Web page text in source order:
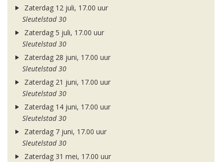
Zaterdag 12 juli, 17.00 uur
Sleutelstad 30
Zaterdag 5 juli, 17.00 uur
Sleutelstad 30
Zaterdag 28 juni, 17.00 uur
Sleutelstad 30
Zaterdag 21 juni, 17.00 uur
Sleutelstad 30
Zaterdag 14 juni, 17.00 uur
Sleutelstad 30
Zaterdag 7 juni, 17.00 uur
Sleutelstad 30
Zaterdag 31 mei, 17.00 uur